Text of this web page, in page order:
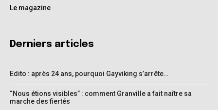
Le magazine
Derniers articles
Edito : après 24 ans, pourquoi Gayviking s’arrête…
“Nous étions visibles” : comment Granville a fait naître sa
marche des fiertés